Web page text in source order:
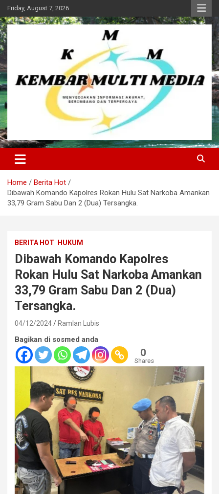
Skip
to
content
Friday, August 7, 2026
Kembar Multi Media
Home
Berita Hot
Dibawah Komando Kapolres Rokan Hulu Sat Narkoba Amankan
33,79 Gram Sabu Dan 2 (Dua) Tersangka.
BERITA HOT HUKUM
Dibawah Komando Kapolres
Rokan Hulu Sat Narkoba Amankan
33,79 Gram Sabu Dan 2 (Dua)
Tersangka.
04/12/2024 Ramlan Lubis
Bagikan di sosmed anda
0
Shares